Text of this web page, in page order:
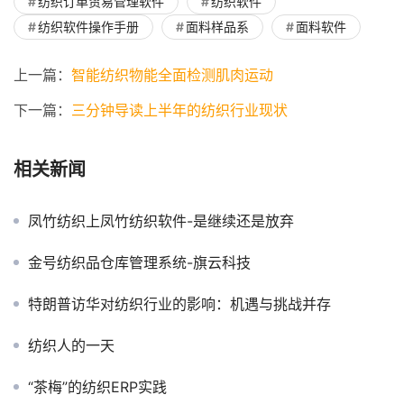
纺织软件操作手册
面料样品系 面料软件
上一篇： 智能纺织物能全面检测肌肉运动
下一篇： 三分钟导读上半年的纺织行业现状
相关新闻
凤竹纺织上凤竹纺织软件-是继续还是放弃
金号纺织品仓库管理系统-旗云科技
特朗普访华对纺织行业的影响：机遇与挑战并存
纺织人的一天
“茶梅”的纺织ERP实践